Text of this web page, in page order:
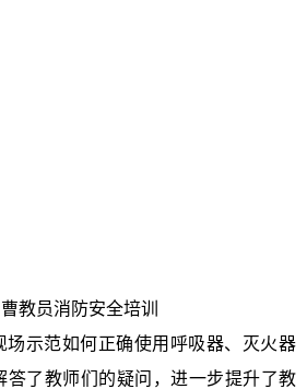
曹教员消防安全培训
场示范如何正确使用呼吸器、灭火器
答了教师们的疑问，进一步提升了教